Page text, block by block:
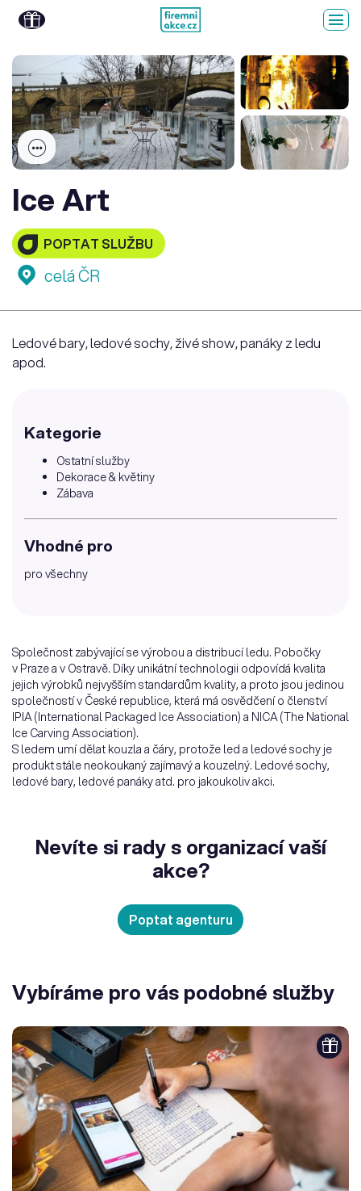
Ice Art
POPTAT SLUŽBU
celá ČR
Ledové bary, ledové sochy, živé show, panáky z ledu
apod.
Kategorie
Ostatní služby
Dekorace & květiny
Zábava
Vhodné pro
pro všechny
Společnost zabývající se výrobou a distribucí ledu. Pobočky
v Praze a v Ostravě. Díky unikátní technologii odpovídá kvalita
jejich výrobků nejvyšším standardům kvality, a proto jsou jedinou
společností v České republice, která má osvědčení o členství
IPIA (International Packaged Ice Association) a NICA (The National
Ice Carving Association).
S ledem umí dělat kouzla a čáry, protože led a ledové sochy je
produkt stále neokoukaný zajímavý a kouzelný. Ledové sochy,
ledové bary, ledové panáky atd. pro jakoukoliv akci.
Nevíte si rady s organizací vaší
akce?
Poptat agenturu
Vybíráme pro vás podobné služby